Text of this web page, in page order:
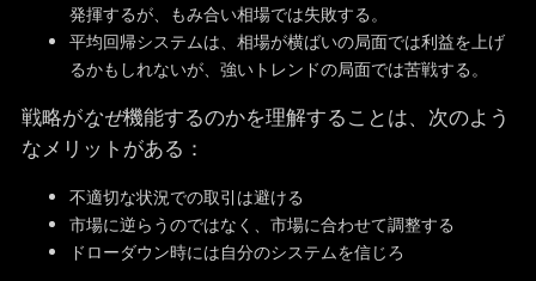
発揮するが、もみ合い相場では失敗する。
平均回帰システムは、相場が横ばいの局面では利益を上げ
るかもしれないが、強いトレンドの局面では苦戦する。
戦略がなぜ機能するのかを理解することは、次のよう
なメリットがある：
不適切な状況での取引は避ける
市場に逆らうのではなく、市場に合わせて調整する
ドローダウン時には自分のシステムを信じろ